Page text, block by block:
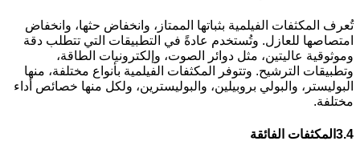
تُعرف المكثفات الفيلمية بثباتها الممتاز، وانخفاض حثها، وانخفاض
امتصاصها للعازل. وتُستخدم عادةً في التطبيقات التي تتطلب دقة
وموثوقية عاليتين، مثل دوائر الصوت، وإلكترونيات الطاقة،
وتطبيقات الترشيح. وتتوفر المكثفات الفيلمية بأنواع مختلفة، منها
البوليستر، والبولي بروبيلين، والبوليسترين، ولكل منها خصائص أداء
مختلفة.
3.4 المكثفات الفائقة